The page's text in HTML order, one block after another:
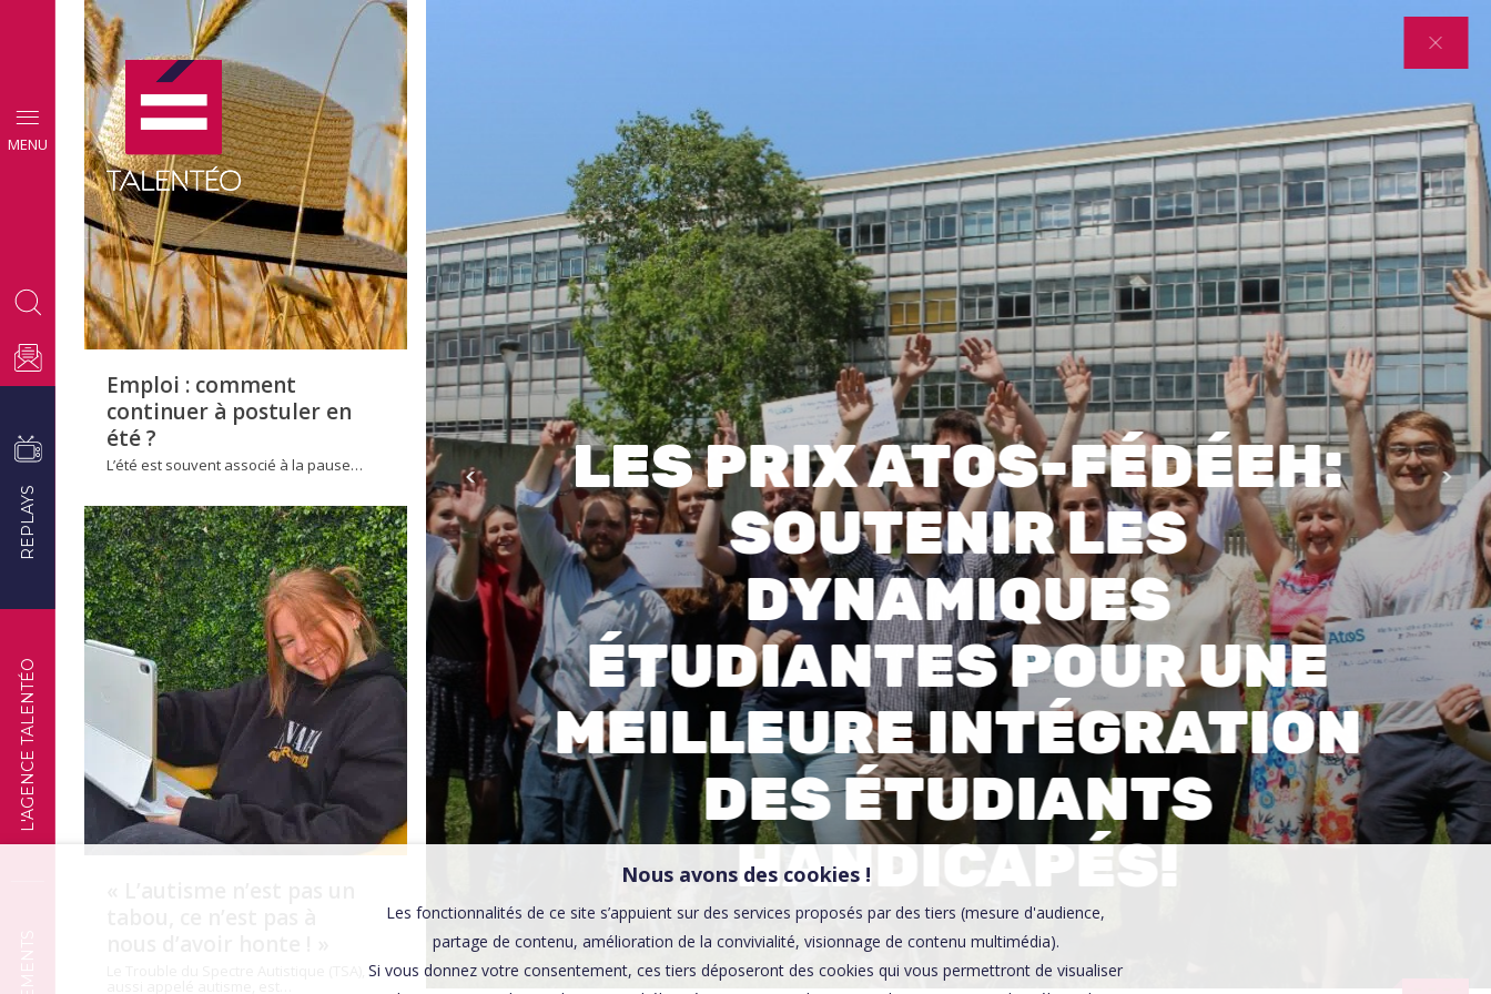
MENU
L'AGENCE TALENTÉO
REPLAYS
CONSEILS
EMPLOI
Emploi : comment
continuer à postuler en
été ?
L’été est souvent associé à la pause…
TÉMOIGNAGES
LES PRIX ATOS-FÉDÉEH:
SOUTENIR LES
DYNAMIQUES
ÉTUDIANTES POUR UNE
MEILLEURE INTÉGRATION
DES ÉTUDIANTS
HANDICAPÉS!
Affaires sensibles
00:00
Nous avons des cookies !
Les fonctionnalités de ce site s’appuient sur des services proposés par des tiers (mesure d'audience,
partage de contenu, amélioration de la convivialité, visionnage de contenu multimédia).
Si vous donnez votre consentement, ces tiers déposeront des cookies qui vous permettront de visualiser